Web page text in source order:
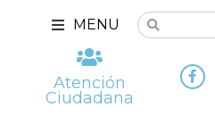
MENU
Atención
Ciudadana